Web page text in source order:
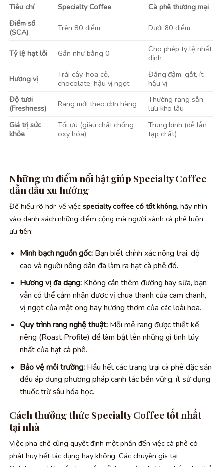
Tiêu chí Specialty Coffee
Cà phê thương mại
Điểm số
(SCA)
Trên 80 điểm Dưới 80 điểm
Tỷ lệ hạt lỗi Gần như bằng 0
Cho phép tỷ lệ nhất
định
Hương vị
Trái cây, hoa cỏ,
chocolate, hậu vị ngọt
Đắng đậm, gắt, ít
hậu vị
Độ tươi
(Freshness)
Rang mới theo đơn hàng
Thường rang sẵn,
lưu kho lâu
Giá trị sức
khỏe
Tối ưu (giàu chất chống
oxy hóa)
Trung bình (dễ lẫn
tạp chất)
Những ưu điểm nổi bật giúp Specialty Coffee
dẫn đầu xu hướng
Để hiểu rõ hơn về việc specialty coffee có tốt không, hãy nhìn
vào danh sách những điểm cộng mà người sành cà phê luôn
ưu tiên:
Minh bạch nguồn gốc:Bạn biết chính xác nông trại, độ
cao và người nông dân đã làm ra hạt cà phê đó.
Hương vị đa dạng:Không cần thêm đường hay sữa, bạn
vẫn có thể cảm nhận được vị chua thanh của cam chanh,
vị ngọt của mật ong hay hương thơm của các loài hoa.
Quy trình rang nghệ thuật:Mỗi mẻ rang được thiết kế
riêng (Roast Profile) để làm bật lên những gì tinh túy
nhất của hạt cà phê.
Bảo vệ môi trường:Hầu hết các trang trại cà phê đặc sản
đều áp dụng phương pháp canh tác bền vững, ít sử dụng
thuốc trừ sâu hóa học.
Cách thưởng thức Specialty Coffee tốt nhất
tại nhà
Việc pha chế cũng quyết định một phần đến việc cà phê có
phát huy hết tác dụng hay không. Các chuyên gia tại